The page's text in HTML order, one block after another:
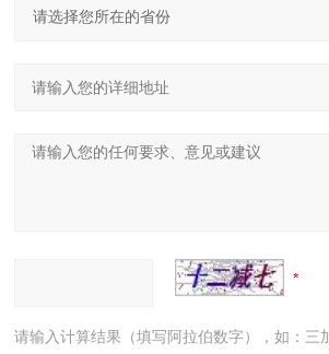
请输入计算结果（填写阿拉伯数字），如：三